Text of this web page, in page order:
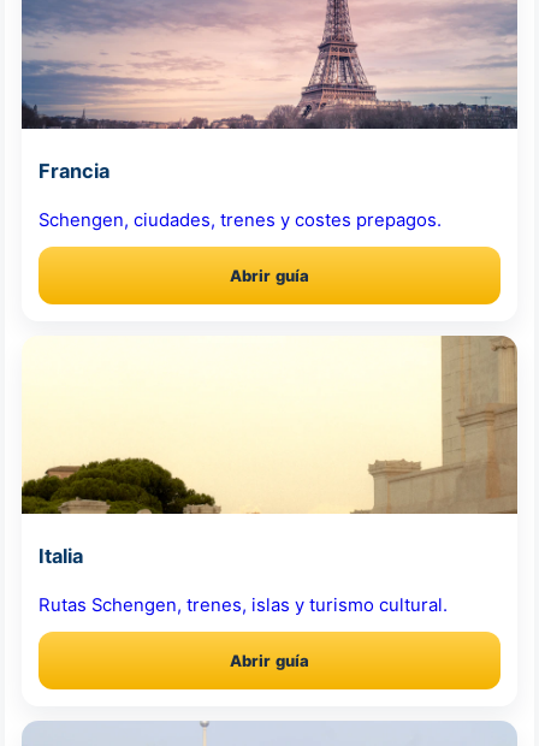
Francia
Schengen, ciudades, trenes y costes prepagos.
Abrir guía
Italia
Rutas Schengen, trenes, islas y turismo cultural.
Abrir guía